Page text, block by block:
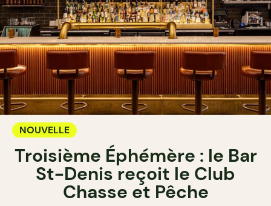
NOUVELLE
Troisième Éphémère : le Bar
St-Denis reçoit le Club
Chasse et Pêche